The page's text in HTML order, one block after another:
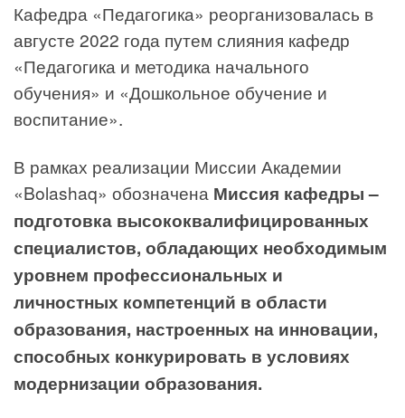
Кафедра «Педагогика» реорганизовалась в
августе 2022 года путем слияния кафедр
«Педагогика и методика начального
обучения» и «Дошкольное обучение и
воспитание».
В рамках реализации Миссии Академии
«Bolashaq» обозначена Миссия кафедры –
подготовка высококвалифицированных
специалистов, обладающих необходимым
уровнем профессиональных и
личностных компетенций в области
образования, настроенных на инновации,
способных конкурировать в условиях
модернизации образования.